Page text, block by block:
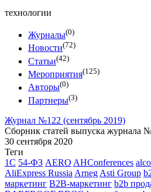
технологии
Журналы(0)
Новости(72)
Статьи(42)
Мероприятия(125)
Авторы(0)
Партнеры(3)
Журнал №122 (сентябрь 2019)
Сборник статей выпуска журнала
30 сентября 2020
Теги
1С 54-ФЗ AERO AHConferences
AliExpress Russia Arneg Asti Group
маркетинг B2B-маркетинг b2b